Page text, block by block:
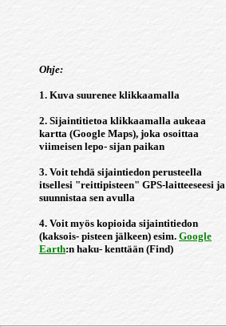
Ohje:
1. Kuva suurenee klikkaamalla
2. Sijaintitietoa klikkaamalla aukeaa
kartta (Google Maps), joka osoittaa
viimeisen lepo- sijan paikan
3. Voit tehdä sijaintiedon perusteella
itsellesi "reittipisteen" GPS-laitteeseesi ja
suunnistaa sen avulla
4. Voit myös kopioida sijaintitiedon
(kaksois- pisteen jälkeen) esim. Google
Earth:n haku- kenttään (Find)